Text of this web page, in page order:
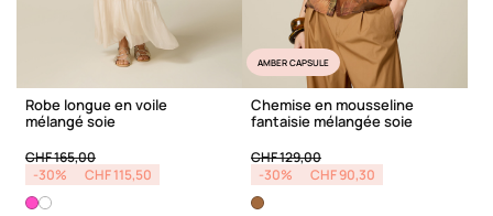
Robe longue en voile
mélangé soie
Price reduced from
CHF 165,00to
-30%
CHF 115,50
AMBER CAPSULE
Chemise en mousseline
fantaisie mélangée soie
Price reduced from
CHF 129,00to
-30%
CHF 90,30